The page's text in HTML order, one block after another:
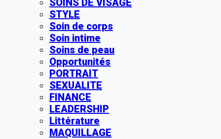
SOINS DE VISAGE
STYLE
Soin de corps
Soin intime
Soins de peau
Opportunités
PORTRAIT
SEXUALITE
FINANCE
LEADERSHIP
Littérature
MAQUILLAGE